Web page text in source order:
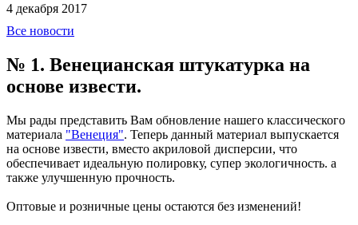
4 декабря 2017
Все новости
№ 1. Венецианская штукатурка на
основе извести.
Мы рады представить Вам обновление нашего классического
материала "Венеция". Теперь данный материал выпускается
на основе извести, вместо акриловой дисперсии, что
обеспечивает идеальную полировку, супер экологичность. а
также улучшенную прочность.
Оптовые и розничные цены остаются без изменений!